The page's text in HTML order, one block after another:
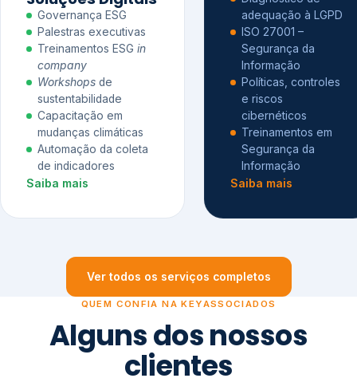
Governança ESG
Palestras executivas
Treinamentos ESG in
company
Workshops de
sustentabilidade
Capacitação em
mudanças climáticas
Automação da coleta
de indicadores
Saiba mais
adequação à LGPD
ISO 27001 –
Segurança da
Informação
Políticas, controles
e riscos
cibernéticos
Treinamentos em
Segurança da
Informação
Saiba mais
Ver todos os serviços completos
QUEM CONFIA NA KEYASSOCIADOS
Alguns dos nossos
clientes